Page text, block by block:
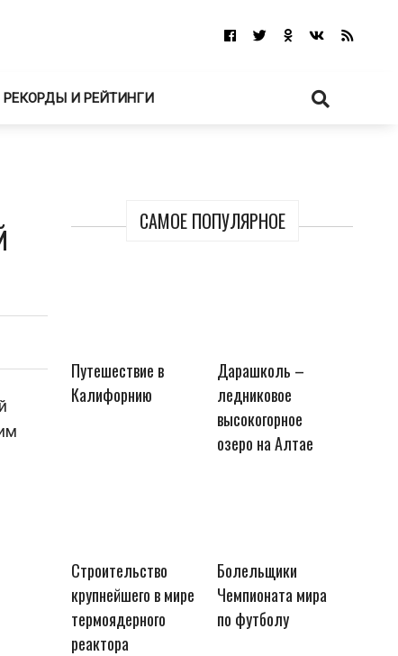
РЕКОРДЫ И РЕЙТИНГИ
САМОЕ ПОПУЛЯРНОЕ
Путешествие в
Калифорнию
Дарашколь –
ледниковое
высокогорное
озеро на Алтае
Строительство
крупнейшего в мире
термоядерного
реактора
Болельщики
Чемпионата мира
по футболу